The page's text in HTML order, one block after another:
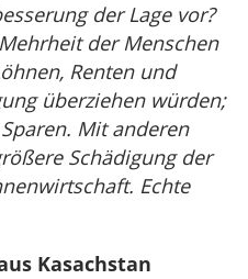
der Lage vor?
der Menschen
Renten und
überziehen würden;
Mit anderen
Schädigung der
Echte
Kasachstan